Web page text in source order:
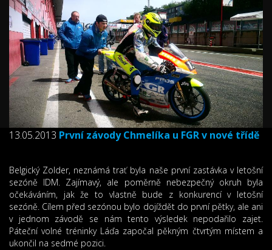
13.05.2013 První závody Chmelíka u FGR v nové třídě
Belgický Zolder, neznámá trať byla naše první zastávka v letošní
sezóně IDM. Zajímavý, ale poměrně nebezpečný okruh byla
očekáváním, jak že to vlastně bude z konkurencí v letošní
sezóně. Cílem před sezónou bylo dojíždět do první pětky, ale ani
v jednom závodě se nám tento výsledek nepodařilo zajet.
Páteční volné tréninky Láďa započal pěkným čtvrtým místem a
ukončil na sedmé pozici.